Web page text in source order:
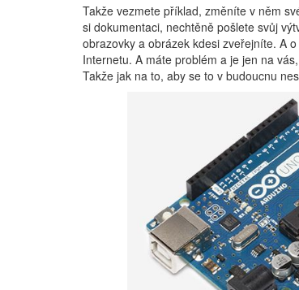
Takže vezmete příklad, změníte v něm
si dokumentaci, nechtěně pošlete svůj
obrazovky a obrázek kdesi zveřejníte. A
Internetu. A máte problém a je jen na
Takže jak na to, aby se to v budoucnu